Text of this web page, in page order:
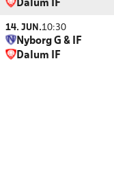
Dalum IF
14. JUN.10:30
Nyborg G & IF
Dalum IF